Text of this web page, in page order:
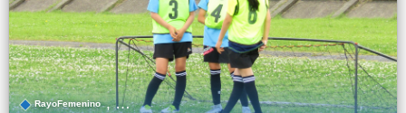
RayoFemenino , …